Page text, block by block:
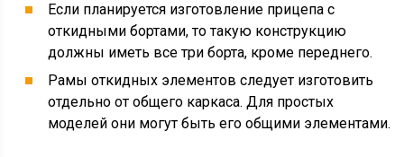
Если планируется изготовление прицепа с
откидными бортами, то такую конструкцию
должны иметь все три борта, кроме переднего.
Рамы откидных элементов следует изготовить
отдельно от общего каркаса. Для простых
моделей они могут быть его общими элементами.